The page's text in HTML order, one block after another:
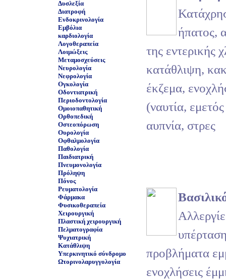
Δυσλεξία
Διατροφή
Ενδοκρινολογία
Εμβόλια
καρδιολογία
Λογοθεραπεία
Λοιμώξεις
Μεταμοσχεύσεις
Νευρολογία
Νεφρολογία
Ογκολογία
Οδοντιατρική
Περιοδοντολογία
Ομοιοπαθητική
Ορθοπεδική
Οστεοπόρωση
Ουρολογία
Οφθαλμολογία
Παθολογία
Παιδιατρική
Πνευμονολογία
Πρόληψη
Πόνος
Ρευματολογία
Φάρμακα
Φυσικοθεραπεία
Χειρουργική
Πλαστική χειρουργική
Πελματογραφία
Ψυχιατρική
Κατάθλιψη
Υπερκινητικό σύνδρομο
Ωτορινολαρυγγολογία
ήπατος,
της εντερικής
κατάθλιψη,
έκζεμα,
(ναυτία,
αυπνία, στρες
προβλήματα
ενοχλήσεις